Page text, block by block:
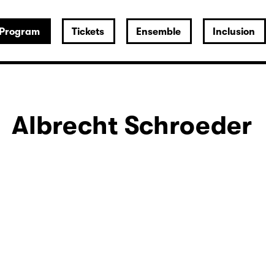
Program Tickets Ensemble Inclusion
Albrecht Schroeder